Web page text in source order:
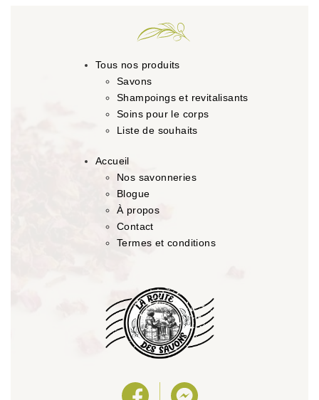
Tous nos produits
Savons
Shampoings et revitalisants
Soins pour le corps
Liste de souhaits
Accueil
Nos savonneries
Blogue
À propos
Contact
Termes et conditions